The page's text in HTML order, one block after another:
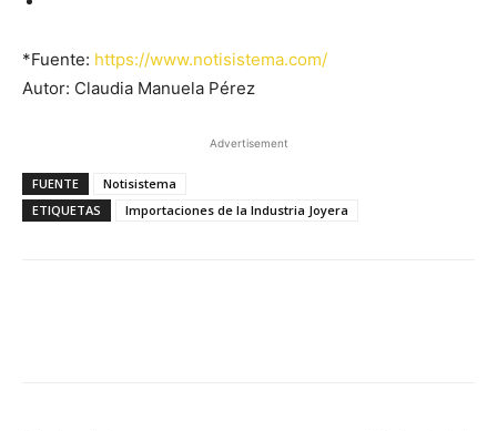
*Fuente: https://www.notisistema.com/
Autor: Claudia Manuela Pérez
Advertisement
FUENTE
Notisistema
ETIQUETAS
Importaciones de la Industria Joyera